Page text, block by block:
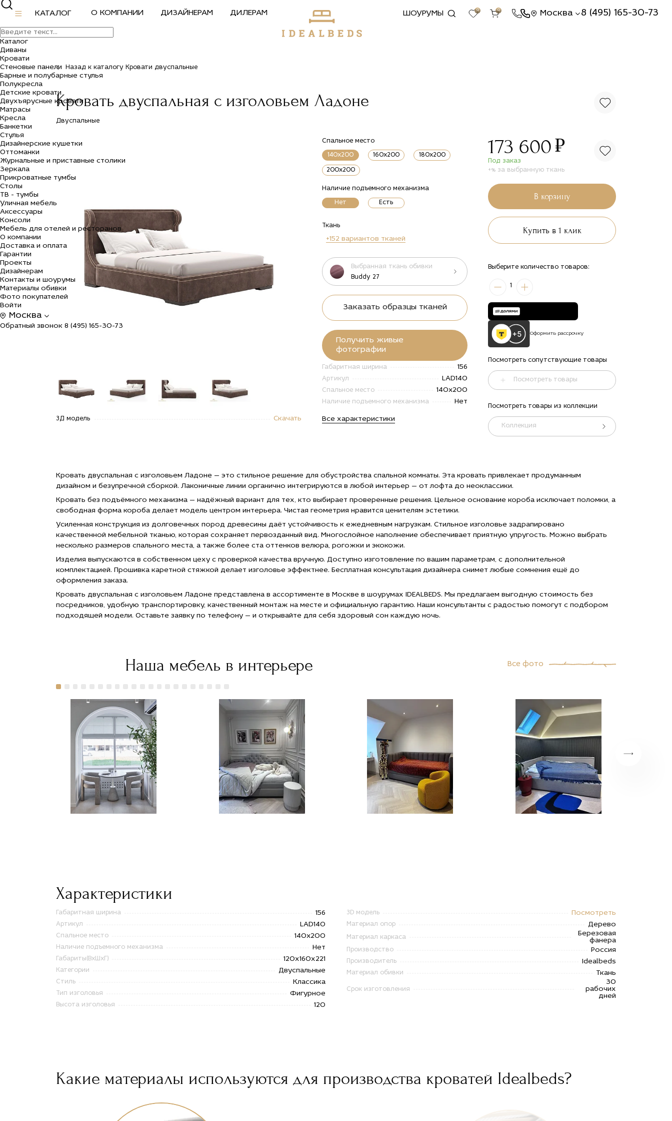
КАТАЛОГ О КОМПАНИИ ДИЗАЙНЕРАМ ДИЛЕРАМ ШОУРУМЫ 0 0 Москва 8 (495) 165-30-73
Каталог
Диваны
Кровати
Стеновые панели
Барные и полубарные стулья
Полукресла
Детские кровати
Двухъярусные кровати
Матрасы
Кресла
Банкетки
Стулья
Дизайнерские кушетки
Оттоманки
Журнальные и приставные столики
Зеркала
Прикроватные тумбы
Столы
ТВ - тумбы
Уличная мебель
Аксессуары
Консоли
Мебель для отелей и ресторанов
О компании
Доставка и оплата
Гарантии
Проекты
Дизайнерам
Контакты и шоурумы
Материалы обивки
Фото покупателей
Войти
Москва
Обратный звонок 8 (495) 165-30-73
Назад к каталогу Кровати двуспальные
Кровать двуспальная с изголовьем Ладоне
Двуспальные
Кровать
173 600
руб."
title="Заказать
Кровать
двуспальная
с
изголовьем
в Москве">
title="Заказать
Кровать
двуспальная
с
изголовьем
Ладоне с
в Москве">
173 600
title="Заказать
Кровать
с
изголовьем
доставкой
в Москве">
title="Заказать
Кровать
двуспальная
с
изголовьем
доставкой
в Москве">
3Д модель Скачать
Спальное место
140x200 160x200 180x200
200x200
Наличие подъемного механизма
Нет Есть
Ткань
+152 вариантов тканей
Выбранная ткань обивки
Buddy 27
Заказать образцы тканей
Получить живые
фотографии
Габаритная ширина 156
Артикул LAD140
Спальное место 140x200
Наличие подъемного механизма Нет
Все характеристики
173 600₽
Под заказ
+% за выбранную ткань
В корзину
Купить в 1 клик
Выберите количество товаров:
1
Оформить рассрочку
Посмотреть сопутствующие товары
Посмотреть товары
Посмотреть товары из коллекции
Коллекция
Кровать двуспальная с изголовьем Ладоне — это стильное решение для обустройства спальной комнаты. Эта кровать привлекает продуманным
дизайном и безупречной сборкой. Лаконичные линии органично интегрируются в любой интерьер — от лофта до неоклассики.
Кровать без подъёмного механизма — надёжный вариант для тех, кто выбирает проверенные решения. Цельное основание короба исключает поломки, а
свободная форма короба делает модель центром интерьера. Чистая геометрия нравится ценителям эстетики.
Усиленная конструкция из долговечных пород древесины даёт устойчивость к ежедневным нагрузкам. Стильное изголовье задрапировано
качественной мебельной тканью, которая сохраняет первозданный вид. Многослойное наполнение обеспечивает приятную упругость. Можно выбрать
несколько размеров спального места, а также более ста оттенков велюра, рогожки и экокожи.
Изделия выпускаются в собственном цеху с проверкой качества вручную. Доступно изготовление по вашим параметрам, с дополнительной
комплектацией. Прошивка каретной стяжкой делает изголовье эффектнее. Бесплатная консультация дизайнера снимет любые сомнения ещё до
оформления заказа.
Кровать двуспальная с изголовьем Ладоне представлена в ассортименте в Москве в шоурумах IDEALBEDS. Мы предлагаем выгодную стоимость без
посредников, удобную транспортировку, качественный монтаж на месте и официальную гарантию. Наши консультанты с радостью помогут с подбором
подходящей модели. Оставьте заявку по телефону — и открывайте для себя здоровый сон каждую ночь.
Наша мебель в интерьере Все фото
Характеристики
Габаритная ширина 156
Артикул LAD140
Спальное место 140x200
Наличие подъемного механизма Нет
Габариты(ВxШxГ) 120х160х221
Категории Двуспальные
Стиль Классика
Тип изголовья Фигурное
Высота изголовья 120
3D модель Посмотреть
Материал опор Дерево
Материал каркаса
Березовая
фанера
Производство Россия
Производитель Idealbeds
Материал обивки Ткань
Срок изготовления
30
рабочих
дней
Какие материалы используются для производства кроватей Idealbeds?